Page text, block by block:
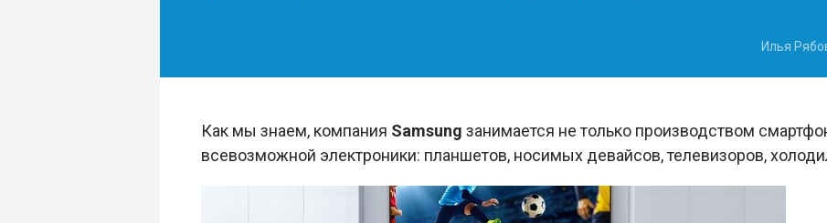
Илья
Как мы знаем, компания Samsung занимается не только производством
всевозможной электроники: планшетов, носимых девайсов, телевизоров,